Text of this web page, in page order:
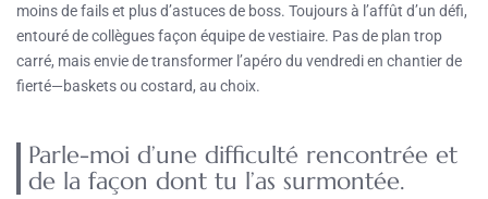
moins de fails et plus d’astuces de boss. Toujours à l’affût d’un défi,
entouré de collègues façon équipe de vestiaire. Pas de plan trop
carré, mais envie de transformer l’apéro du vendredi en chantier de
fierté—baskets ou costard, au choix.
Parle-moi d’une difficulté rencontrée et
de la façon dont tu l’as surmontée.